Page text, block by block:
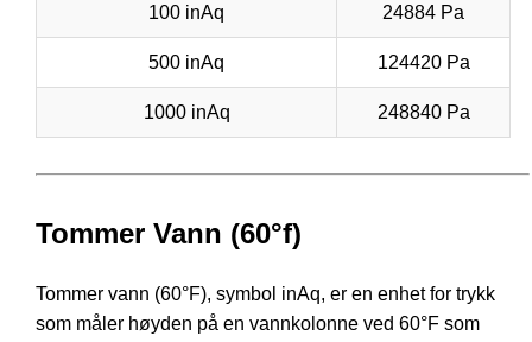
100 inAq 24884 Pa
500 inAq 124420 Pa
1000 inAq 248840 Pa
Tommer Vann (60°f)
Tommer vann (60°F), symbol inAq, er en enhet for trykk
som måler høyden på en vannkolonne ved 60°F som